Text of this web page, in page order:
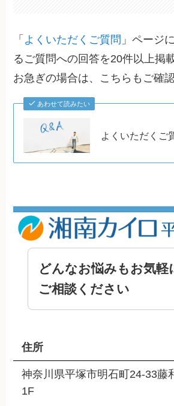
「 よくいただくご質問 」ページ
るご質問への回答を20件以上掲
お急ぎの場合は、こちらもご確
あわせて読みたい
よくいただくご
どんなお悩みもお気軽
ご相談ください
住所
神奈川県平塚市明石町24-33藤
1F